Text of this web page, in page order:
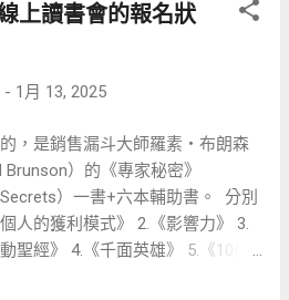
上讀書會的報名狀
- 1月 13, 2025
，是銷售漏斗大師羅素・布朗森
Brunson）的《專家秘密》
Secrets）一書+六本輔助書。 ​ 分別
人的獲利模式》 2.《影響力》 3.
聖經》 4.《千面英雄》 5.《10倍